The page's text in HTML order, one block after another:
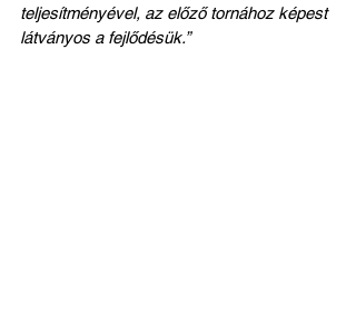
teljesítményével, az előző tornához képest
látványos a fejlődésük.”